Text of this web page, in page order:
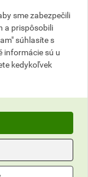
disperziu,
exteriér aj
po
sme zabezpečili
a prispôsobili
súhlasíte s
informácie sú u
kedykoľvek